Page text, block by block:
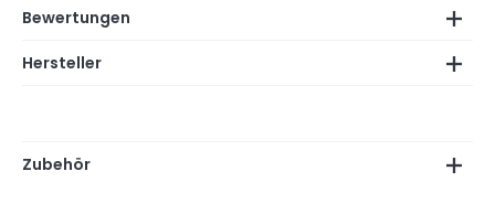
Bewertungen
Hersteller
Zubehör